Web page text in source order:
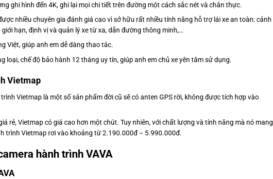
ghi hình đến 4K, ghi lại mọi chi tiết trên đường một cách sắc nét và chân thực.
nhiều chuyên gia đánh giá cao vì sở hữu rất nhiều tính năng hỗ trợ lái xe an toàn: cảnh
hạn, định vị và quản lý xe từ xa, dẫn đường thông minh,…
Việt, giúp anh em dễ dàng thao tác.
loại, chế độ bảo hành 12 tháng uy tín, giúp anh em chủ xe yên tâm sử dụng.
Vietmap
Vietmap là một số sản phẩm đời cũ sẽ có anten GPS rời, không được tích hợp vào
rẻ, Vietmap có giá cao hơn một chút. Tuy nhiên, với chất lượng và tính năng mà nó mang
trình Vietmap rơi vào khoảng từ 2.190.000đ – 5.990.000đ.
hành trình VAVA